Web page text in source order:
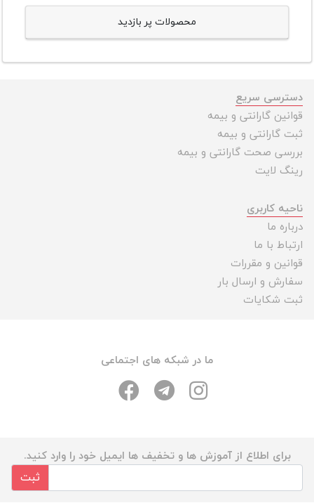
محصولات پر بازدید
دسترسی سریع
قوانین گارانتی و بیمه
ثبت گارانتی و بیمه
بررسی صحت گارانتی و بیمه
رینگ لایت
ناحیه کاربری
درباره ما
ارتباط با ما
قوانین و مقررات
سفارش و ارسال بار
ثبت شکایات
ما در شبکه های اجتماعی
برای اطلاع از آموزش ها و تخفیف ها ایمیل خود را وارد کنید.
ثبت